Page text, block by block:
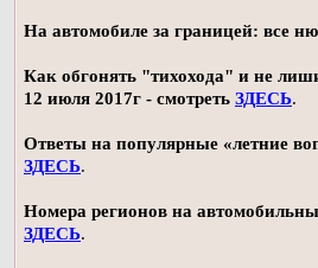
На автомобиле за границей: все
Как обгонять "тихохода" и не
12 июля 2017г - смотреть ЗДЕСЬ.
Ответы на популярные «летние
ЗДЕСЬ.
Номера регионов на
ЗДЕСЬ.